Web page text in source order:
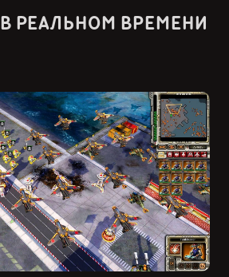
РЕАЛЬНОМ ВРЕМЕНИ